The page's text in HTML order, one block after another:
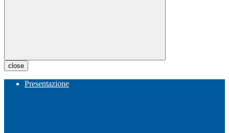
close
Presentazione